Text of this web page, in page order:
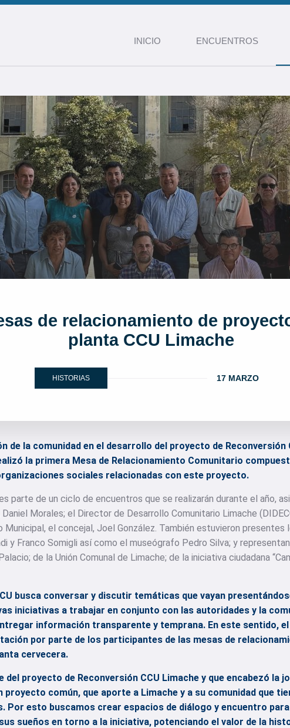
INICIO ENCUENTROS
de relacionamiento de
planta CCU Limache
HISTORIAS 17 MARZO
de la comunidad en el desarrollo del proyecto de Reconversión
la primera Mesa de Relacionamiento Comunitario
sociales relacionadas con este proyecto.
parte de un ciclo de encuentros que se realizarán durante el año,
Morales; el Director de Desarrollo Comunitario Limache
Municipal, el concejal, Joel González. También estuvieron
y Franco Somigli así como el museógrafo Pedro Silva; y
de la Unión Comunal de Limache; de la iniciativa ciudadana
busca conversar y discutir temáticas que vayan
iniciativas a trabajar en conjunto con las autoridades y la
información transparente y temprana. En este sentido,
por parte de los participantes de las mesas de
cervecera.
del proyecto de Reconversión CCU Limache y que encabezó la
proyecto común, que aporte a Limache y a su comunidad que
Por esto buscamos crear espacios de diálogo y encuentro
sueños en torno a la iniciativa, potenciando el valor de la